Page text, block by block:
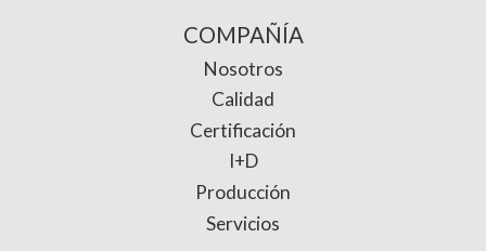
COMPAÑÍA
Nosotros
Calidad
Certificación
I+D
Producción
Servicios